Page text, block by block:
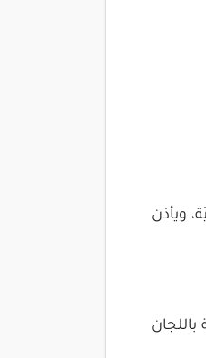
ويأذن